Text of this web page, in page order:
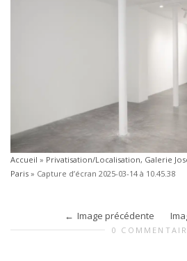
Accueil » Privatisation/Localisation, Galerie
Paris » Capture d’écran 2025-03-14 à 10.45.38
Image précédente
0